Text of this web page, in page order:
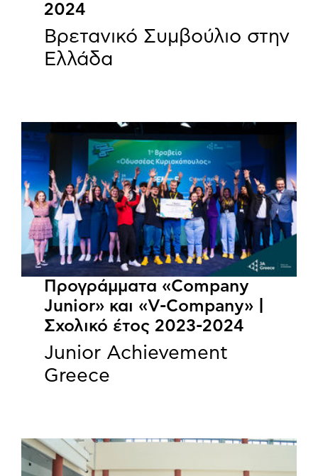
2024
Βρετανικό Συμβούλιο στην
Ελλάδα
Προγράμματα «Company
Junior» και «V-Company» |
Σχολικό έτος 2023-2024
Junior Achievement
Greece